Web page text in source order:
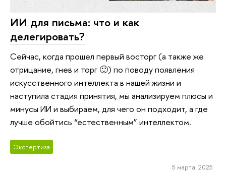
ИИ для письма: что и как
делегировать?
Сейчас, когда прошел первый восторг (а также же
отрицание, гнев и торг 🙂) по поводу появления
искусственного интеллекта в нашей жизни и
наступила стадия принятия, мы анализируем плюсы и
минусы ИИ и выбираем, для чего он подходит, а где
лучше обойтись “естественным” интеллектом.
Экспертиза
5 марта 2025